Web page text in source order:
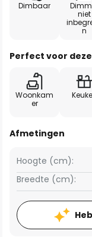
Dimbaar
niet
n
Perfect voor
Woonkam
er
Afmetingen
Breedte (cm):
Hoogte (cm):